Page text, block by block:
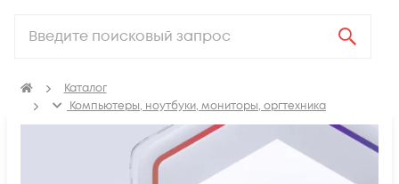
Каталог
Компьютеры, ноутбуки, мониторы, оргтехника
Программное обеспечение
Сервисы для бизнеса
НАГ Мероприятия